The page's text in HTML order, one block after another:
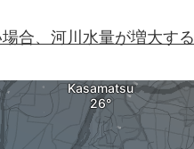
合、河川水量が増大す